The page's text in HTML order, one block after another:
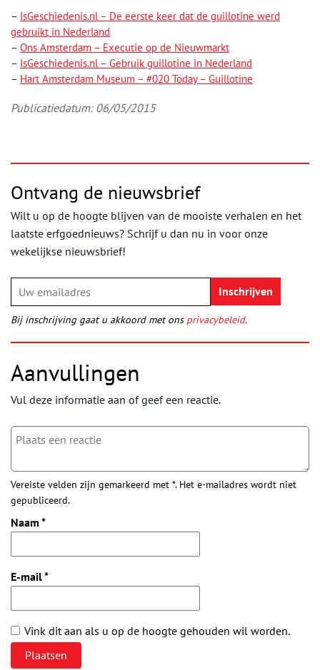
– IsGeschiedenis.nl – De eerste keer dat de guillotine werd
gebruikt in Nederland
– Ons Amsterdam – Executie op de Nieuwmarkt
– IsGeschiedenis.nl – Gebruik guillotine in Nederland
– Hart Amsterdam Museum – #020 Today – Guillotine
Publicatiedatum: 06/05/2015
Ontvang de nieuwsbrief
Wilt u op de hoogte blijven van de mooiste verhalen en het
laatste erfgoednieuws? Schrijf u dan nu in voor onze
wekelijkse nieuwsbrief!
Bij inschrijving gaat u akkoord met ons privacybeleid.
Aanvullingen
Vul deze informatie aan of geef een reactie.
Vereiste velden zijn gemarkeerd met *. Het e-mailadres wordt niet
gepubliceerd.
Naam *
E-mail*
Vink dit aan als u op de hoogte gehouden wil worden.